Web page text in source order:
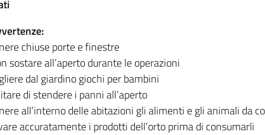
chiuse porte e finestre
sostare all’aperto durante le operazioni
dal giardino giochi per bambini
di stendere i panni all’aperto
all’interno delle abitazioni gli alimenti e gli animali da
accuratamente i prodotti dell’orto prima di consumarli